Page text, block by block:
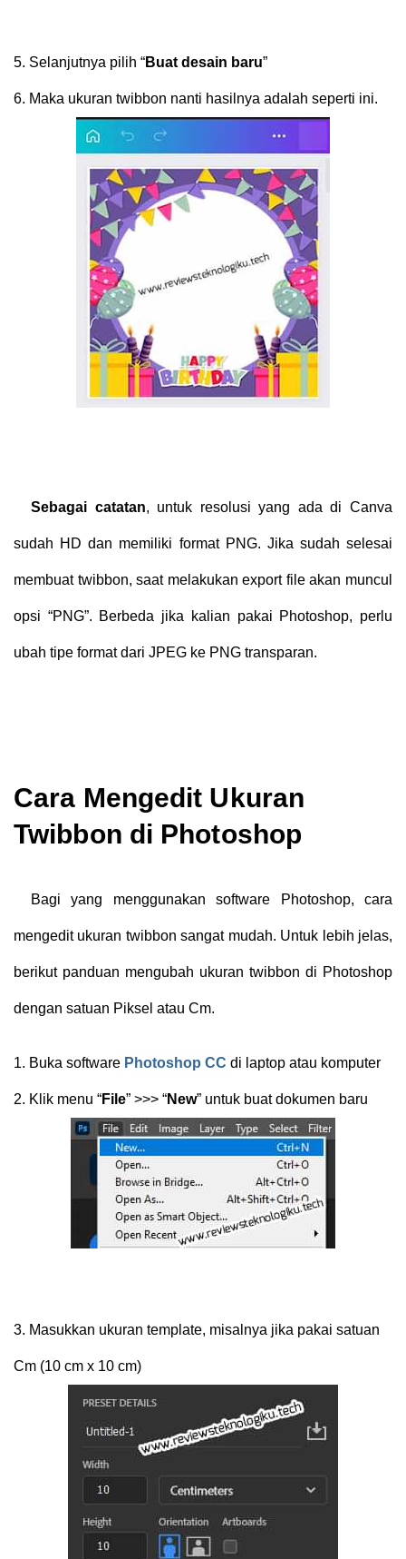
5. Selanjutnya pilih “Buat desain baru”
6. Maka ukuran twibbon nanti hasilnya adalah seperti ini.
Sebagai catatan, untuk resolusi yang ada di Canva
sudah HD dan memiliki format PNG. Jika sudah selesai
membuat twibbon, saat melakukan export file akan muncul
opsi “PNG”. Berbeda jika kalian pakai Photoshop, perlu
ubah tipe format dari JPEG ke PNG transparan.
Cara Mengedit Ukuran
Twibbon di Photoshop
Bagi yang menggunakan software Photoshop, cara
mengedit ukuran twibbon sangat mudah. Untuk lebih jelas,
berikut panduan mengubah ukuran twibbon di Photoshop
dengan satuan Piksel atau Cm.
1. Buka software Photoshop CC di laptop atau komputer
2. Klik menu “File” >>> “New” untuk buat dokumen baru
3. Masukkan ukuran template, misalnya jika pakai satuan
Cm (10 cm x 10 cm)